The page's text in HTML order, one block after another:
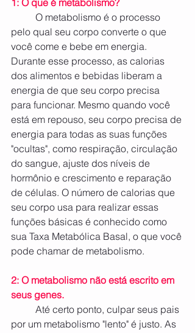
1: O que é metabolismo?
pelo qual seu corpo converte o que
você come e bebe em energia.
Durante esse processo, as calorias
dos alimentos e bebidas liberam a
energia de que seu corpo precisa
para funcionar. Mesmo quando você
está em repouso, seu corpo precisa de
energia para todas as suas funções
"ocultas", como respiração, circulação
do sangue, ajuste dos níveis de
hormônio e crescimento e reparação
de células. O número de calorias que
seu corpo usa para realizar essas
funções básicas é conhecido como
sua Taxa Metabólica Basal, o que você
pode chamar de metabolismo.
2: O metabolismo não está escrito em
seus genes.
por um metabolismo "lento" é justo. As